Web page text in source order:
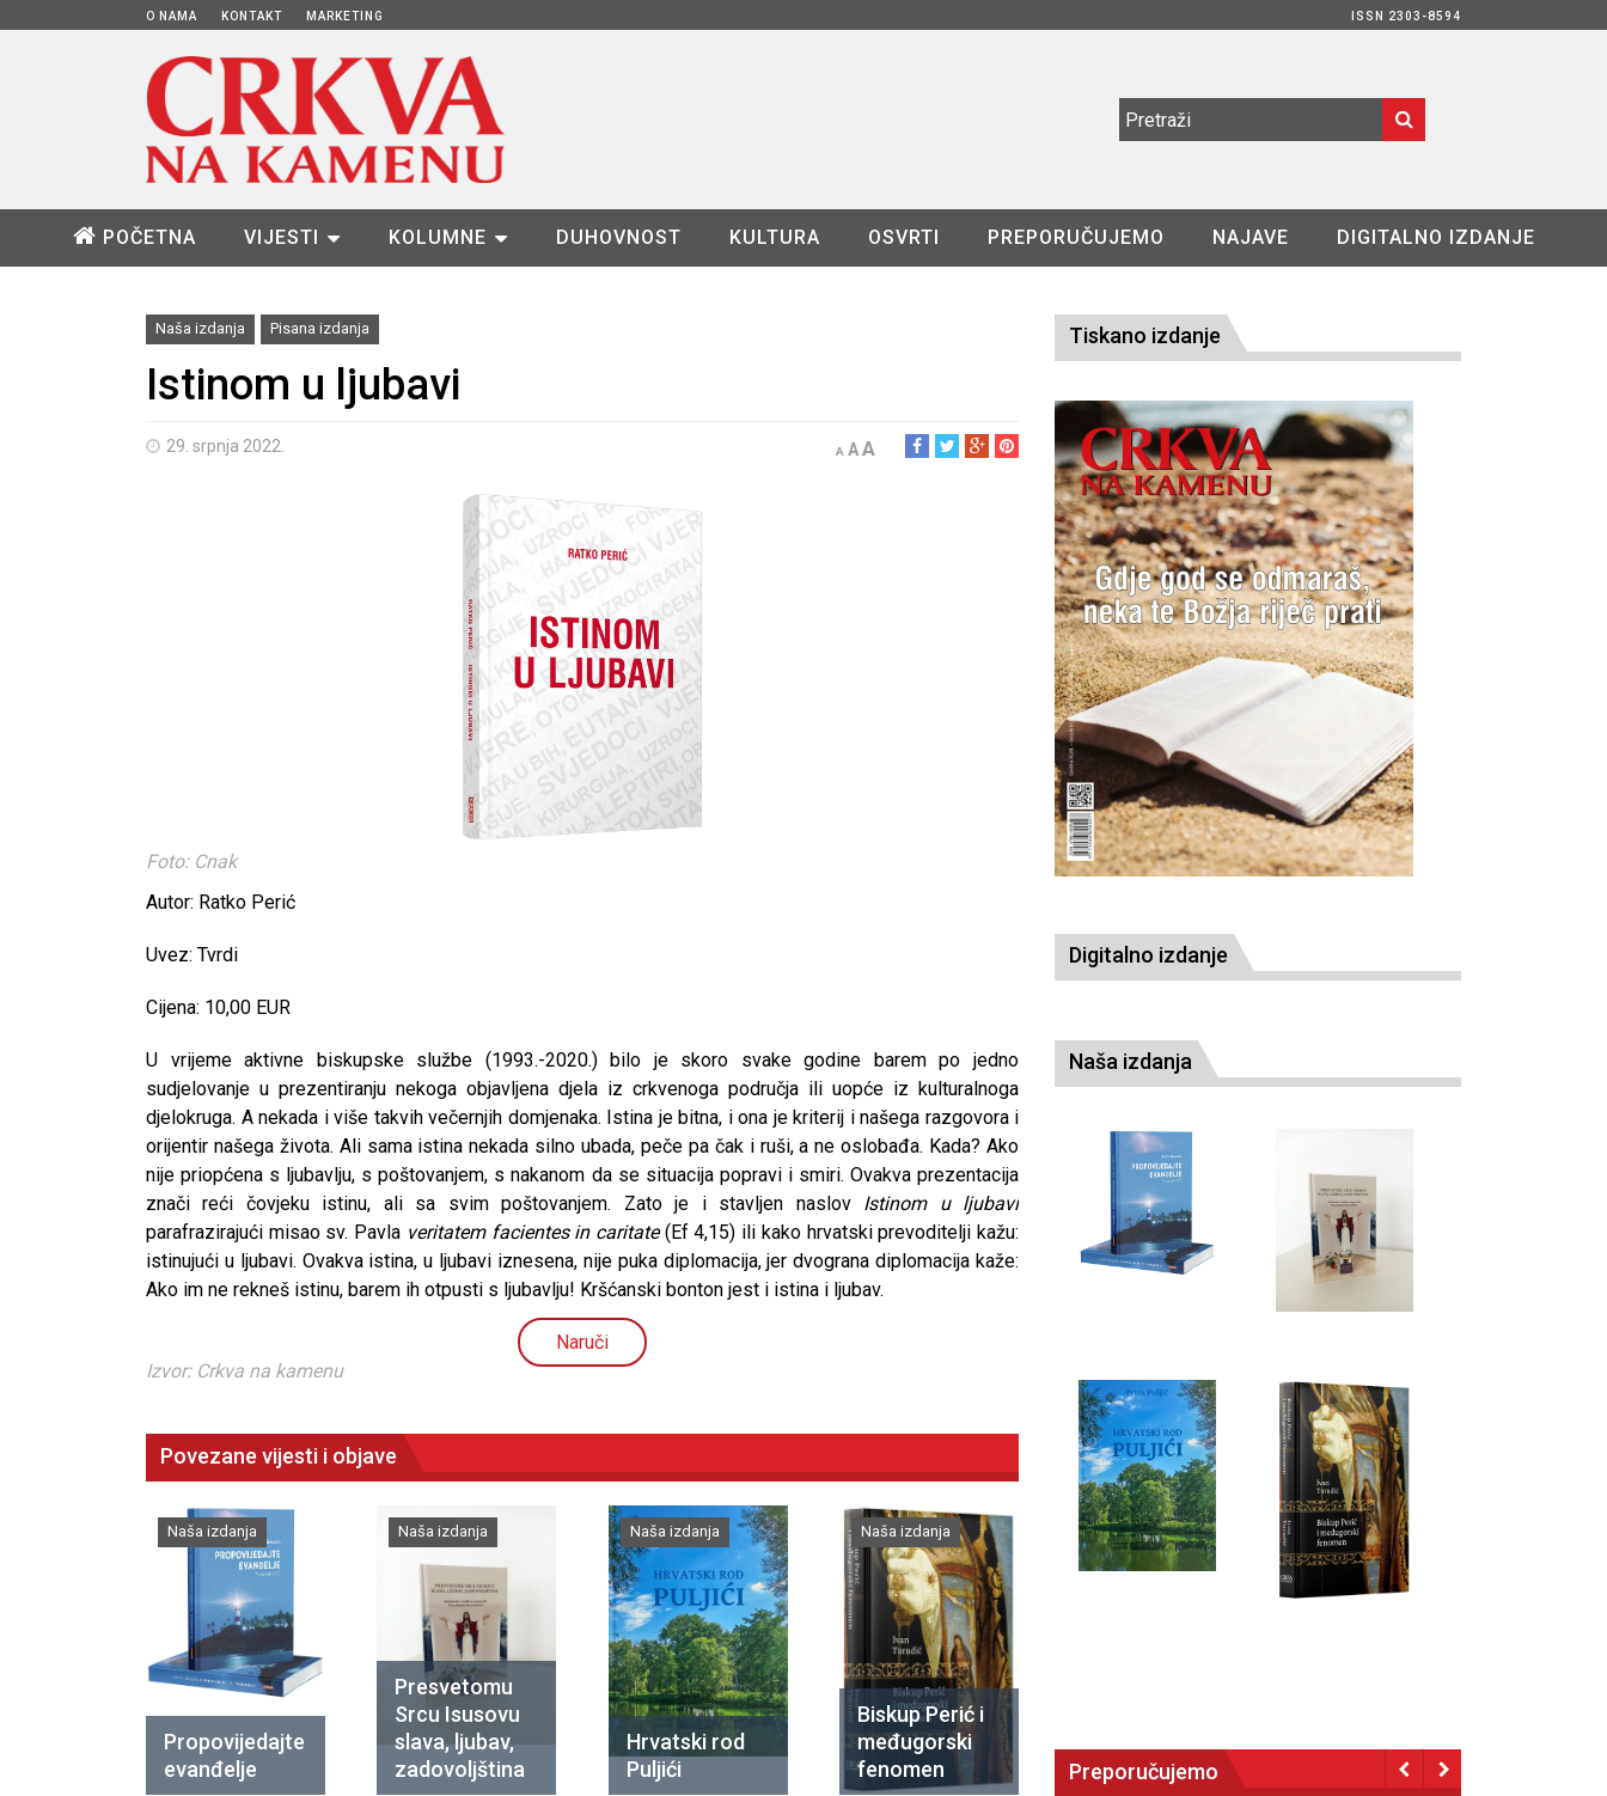
O NAMA KONTAKT MARKETING ISSN 2303-8594
POČETNA VIJESTI KOLUMNE DUHOVNOST KULTURA OSVRTI PREPORUČUJEMO NAJAVE DIGITALNO IZDANJE
Naša izdanja Pisana izdanja
Istinom u ljubavi
29. srpnja 2022. A AA
Foto: Cnak
Autor: Ratko Perić
Uvez: Tvrdi
Cijena: 10,00 EUR
U vrijeme aktivne biskupske službe (1993.-2020.) bilo je skoro svake godine barem po jedno
sudjelovanje u prezentiranju nekoga objavljena djela iz crkvenoga područja ili uopće iz kulturalnoga
djelokruga. A nekada i više takvih večernjih domjenaka. Istina je bitna, i ona je kriterij i našega razgovora i
orijentir našega života. Ali sama istina nekada silno ubada, peče pa čak i ruši, a ne oslobađa. Kada? Ako
nije priopćena s ljubavlju, s poštovanjem, s nakanom da se situacija popravi i smiri. Ovakva prezentacija
znači reći čovjeku istinu, ali sa svim poštovanjem. Zato je i stavljen naslov Istinom u ljubavi
parafrazirajući misao sv. Pavla veritatem facientes in caritate(Ef 4,15) ili kako hrvatski prevoditelji kažu:
istinujući u ljubavi. Ovakva istina, u ljubavi iznesena, nije puka diplomacija, jer dvograna diplomacija kaže:
Ako im ne rekneš istinu, barem ih otpusti s ljubavlju! Kršćanski bonton jest i istina i ljubav.
Naruči
Izvor: Crkva na kamenu
Povezane vijesti i objave
Naša izdanja
Propovijedajte
evanđelje
Naša izdanja
Presvetomu
Srcu Isusovu
slava, ljubav,
zadovoljština
Naša izdanja
Hrvatski rod
Puljići
Naša izdanja
Biskup Perić i
međugorski
fenomen
Tiskano izdanje
Digitalno izdanje
Naša izdanja
Preporučujemo